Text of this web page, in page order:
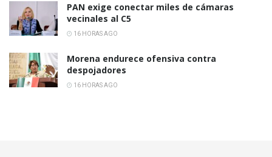
PAN exige conectar miles de cámaras
vecinales al C5
16 HORAS AGO
Morena endurece ofensiva contra
despojadores
16 HORAS AGO